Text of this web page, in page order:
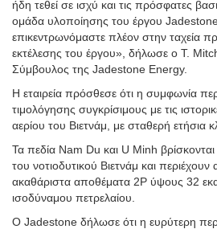
ήδη τεθεί σε ισχύ και τις πρόσφατες
ομάδα υλοποίησης του έργου
επικεντρωνόμαστε πλέον στην ταχεία
εκτέλεσης του έργου», δήλωσε ο T.
Σύμβουλος της Jadestone Energy.
Η εταιρεία πρόσθεσε ότι η συμφωνία
τιμολόγησης συγκρίσιμους με τις
αερίου του Βιετνάμ, με σταθερή ετήσια
Τα πεδία Nam Du και U Minh
του νοτιοδυτικού Βιετνάμ και περιέχουν
ακαθάριστα αποθέματα 2P ύψους 32
ισοδύναμου πετρελαίου.
Ο Jadestone δήλωσε ότι η ευρύτερη